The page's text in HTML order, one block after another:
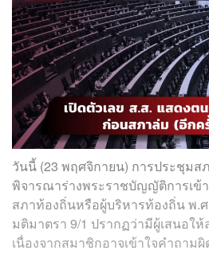
วันนี้ (23 พฤศจิกายน) การประชุมส
พิจารณาร่างพระราชบัญญัติการเข้
สภาท้องถิ่นหรือผู้บริหารท้องถิ่น พ.
มติมาตรา 9/1 ปรากฏว่ามีผู้เสนอใ
เนื่องจากสมาชิกอาจเข้าใจคำถาม